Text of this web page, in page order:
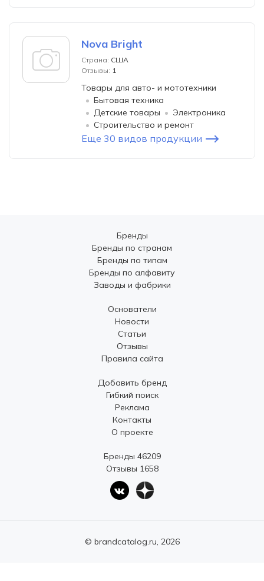
Nova Bright
Страна: США
Отзывы: 1
Товары для авто- и мототехники
Бытовая техника
Детские товары
Электроника
Строительство и ремонт
Еще 30 видов продукции
Бренды
Бренды по странам
Бренды по типам
Бренды по алфавиту
Заводы и фабрики
Основатели
Новости
Статьи
Отзывы
Правила сайта
Добавить бренд
Гибкий поиск
Реклама
Контакты
О проекте
Бренды 46209
Отзывы 1658
© brandcatalog.ru, 2026